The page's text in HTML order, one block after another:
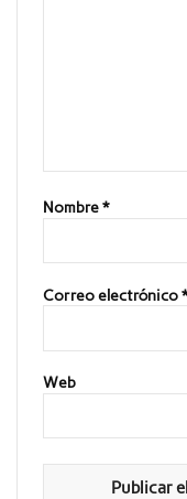
Nombre*
Correo electrónico*
Web